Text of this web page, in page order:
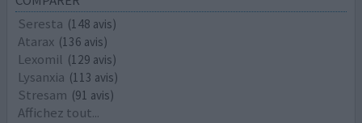
Seresta (148 avis)
Atarax (136 avis)
Lexomil (129 avis)
Lysanxia (113 avis)
Stresam (91 avis)
Affichez tout...